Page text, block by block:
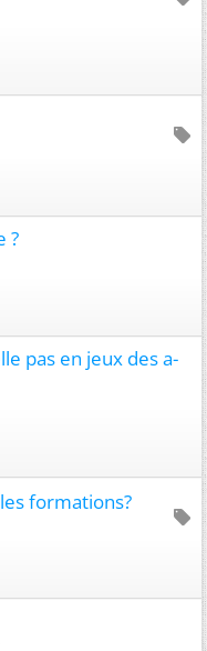
?
pas en jeux des a-
formations?